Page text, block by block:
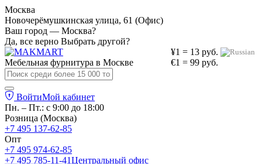
Москва
Новочерёмушкинская улица, 61 (Офис)
Ваш город — Москва?
Да, все верно Выбрать другой?
¥1 = 13 руб.
€1 = 99 руб.
Мебельная фурнитура в Москве
ВойтиМой кабинет
Пн. – Пт.: с 9:00 до 18:00
Розница (Москва)
+7 495 137-62-85
Опт
+7 495 974-62-85
+7 495 785-11-41Центральный офис